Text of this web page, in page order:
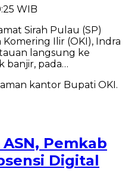
WIB
Sirah Pulau (SP)
Ilir (OKI), Indra
langsung ke
banjir, pada…
Pemkab
Digital